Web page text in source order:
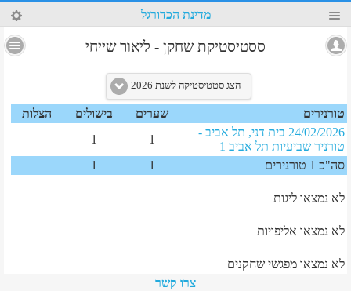
9 מדינת הכדורגל
ססטיסטיקת שחקן - ליאור שייחי
הצג סטטיסטיקה לשנת 2026
טורנירים שערים בישולים
הצלות
24/02/2026 בית דני, תל אביב -
טורניר שביעיות תל אביב 1
1
1
סה"כ 1 טורנירים
1
1
לא נמצאו ליגות
לא נמצאו אליפויות
לא נמצאו מפגשי שחקנים
צרו קשר
4